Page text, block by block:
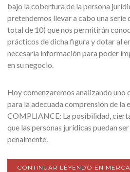
bajo la cobertura de la persona
pretendemos llevar a cabo una serie
total de 10) que nos permitirán
prácticos de dicha figura y dotar al
necesaria información para poder
en su negocio.
Hoy comenzaremos analizando uno
para la adecuada comprensión de la
COMPLIANCE: La posibilidad,
que las personas jurídicas puedan
penalmente.
CONTINUAR LEYENDO EN